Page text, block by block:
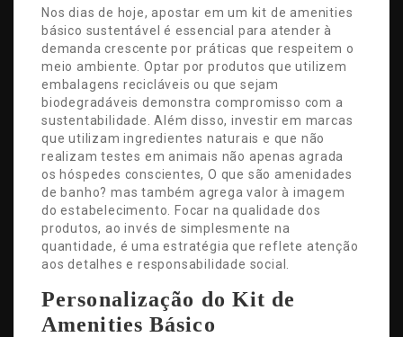
Nos dias de hoje, apostar em um kit de amenities
básico sustentável é essencial para atender à
demanda crescente por práticas que respeitem o
meio ambiente. Optar por produtos que utilizem
embalagens recicláveis ou que sejam
biodegradáveis demonstra compromisso com a
sustentabilidade. Além disso, investir em marcas
que utilizam ingredientes naturais e que não
realizam testes em animais não apenas agrada
os hóspedes conscientes, O que são amenidades
de banho? mas também agrega valor à imagem
do estabelecimento. Focar na qualidade dos
produtos, ao invés de simplesmente na
quantidade, é uma estratégia que reflete atenção
aos detalhes e responsabilidade social.
Personalização do Kit de
Amenities Básico